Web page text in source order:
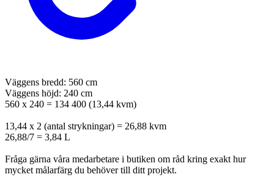
Väggens bredd: 560 cm
Väggens höjd: 240 cm
560 x 240 = 134 400 (13,44 kvm)
13,44 x 2 (antal strykningar) = 26,88 kvm
26,88/7 = 3,84 L
Fråga gärna våra medarbetare i butiken om råd kring exakt hur
mycket målarfärg du behöver till ditt projekt.